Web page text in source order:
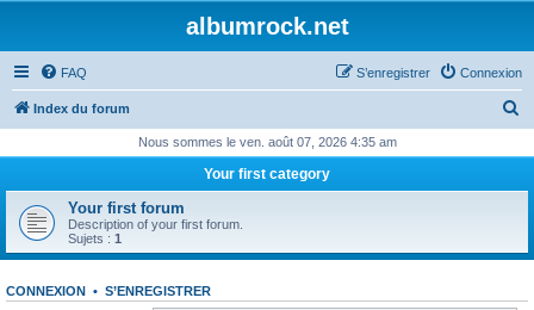
albumrock.net
FAQ Connexion
S’enregistrer
Index du forum
h
r
Nous sommes le ven. août 07, 2026 4:35 am
Your first category
Your first forum
Description of your first forum.
Sujets : 1
CONNEXION • S’ENREGISTRER